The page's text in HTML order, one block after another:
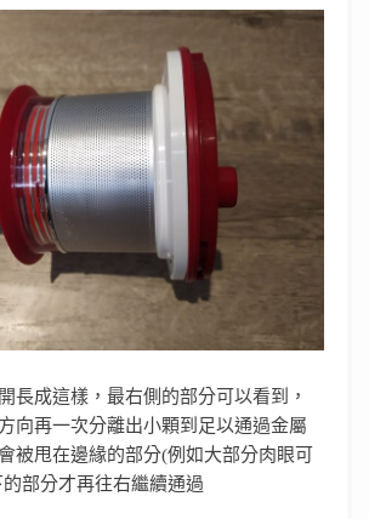
長成這樣，最右側的部分可以看到，
向再一次分離出小顆到足以通過金屬
被甩在邊緣的部分(例如大部分肉眼可
部分才再往右繼續通過